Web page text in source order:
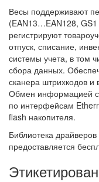
Весы поддерживают
(EAN13…EAN128,
регистрируют
отпуск, списание,
системы учета, в том
сбора данных.
сканера штрихкодов
Обмен информацией с
по интерфейсам
flash накопителя.
Библиотека
предоставляется